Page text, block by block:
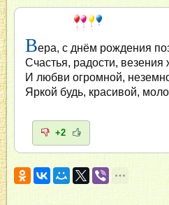
Вера, с днём рождения
Счастья, радости,
И любви огромной,
Яркой будь, красивой,
+2